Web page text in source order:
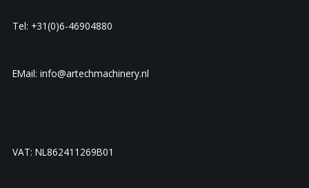
Tel: +31(0)6-46904880
EMail: info@artechmachinery.nl
VAT: NL862411269B01